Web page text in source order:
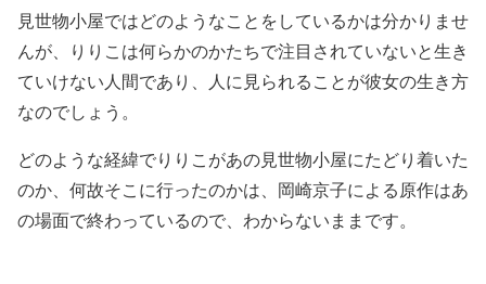
見世物小屋ではどのようなことをしているかは分かりませ
んが、りりこは何らかのかたちで注目されていないと生き
ていけない人間であり、
人に見られることが彼女の生き方
なのでしょう。
どのような経緯でりりこがあの見世物小屋にたどり着いた
のか、何故そこに行ったのかは、岡崎京子による原作はあ
の場面で終わっているので、わからないままです。